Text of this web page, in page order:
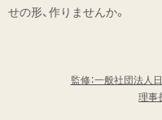
せの形、作りませんか。
監修：一般社団法人
理事